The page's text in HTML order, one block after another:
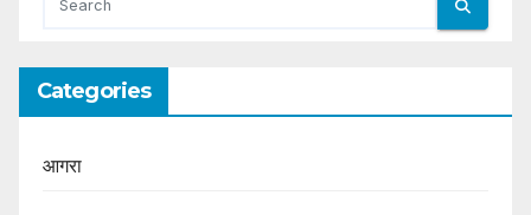
Categories
आगरा